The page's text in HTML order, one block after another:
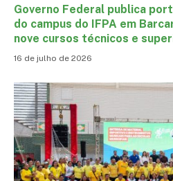
Governo Federal publica
do campus do IFPA em
nove cursos técnicos e
16 de julho de 2026